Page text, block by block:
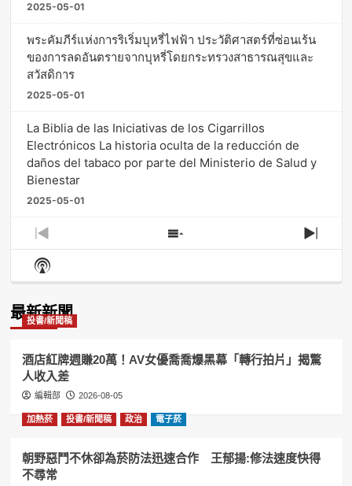
2025-05-01
พระคัมภีร์แห่งการริเริ่มบุหรี่ไฟฟ้า ประวัติศาสตร์ที่ซ่อนเร้น
ของการลดอันตรายจากบุหรี่โดยกระทรวงสาธารณสุขและ
สวัสดิการ
2025-05-01
La Biblia de las Iniciativas de los Cigarrillos
Electrónicos La historia oculta de la reducción de
daños del tabaco por parte del Ministerio de Salud y
Bienestar
2025-05-01
Previous
Episode
Show
Episodes
Next
Show
Podcast
最新新聞
投書/新聞稿
酒店紅牌週賺20萬！AV女優喬喬爆黑幕「轉行拍片」揭驚
人收入差
編輯部 2026-08-05
加熱菸 投書/新聞稿 政治 電子菸
朝野惡鬥不休卻為菸防法迅速合作 王郁揚:修法速度快得
不尋常